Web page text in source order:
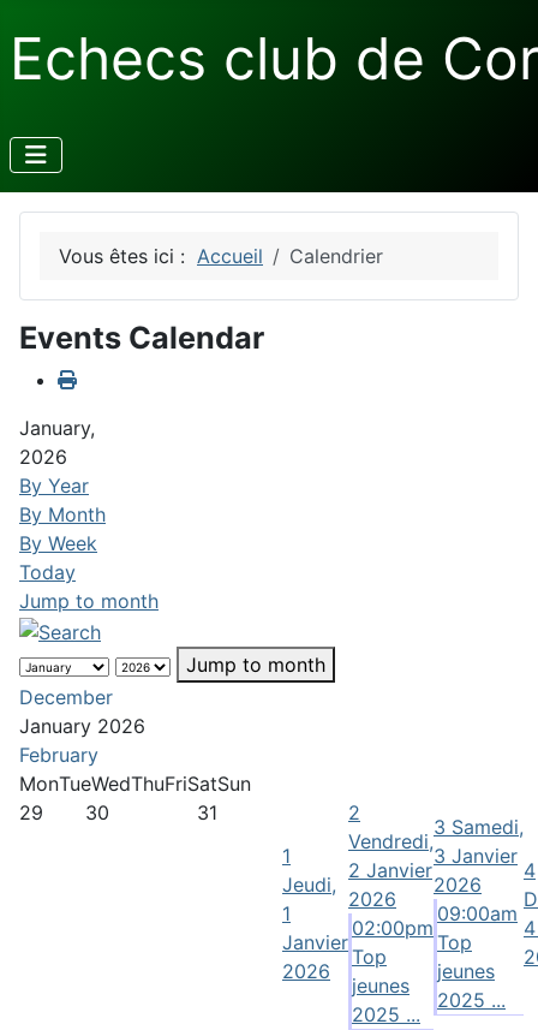
Echecs club de
Vous êtes ici : Accueil Calendrier
Events Calendar
January,
2026
By Year
By Month
By Week
Today
Jump to month
Jump to month
December
January 2026
February
MonTueWedThuFriSatSun
29
30
31
1
Jeudi,
1
Janvier
2026
2
Vendredi,
2 Janvier
2026
02:00pm
Top
jeunes
2025 ...
3 Samedi,
3 Janvier
2026
09:00am
Top
jeunes
2025 ...
4